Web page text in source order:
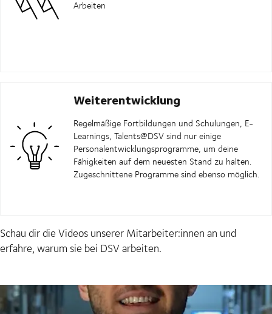
Arbeiten
Weiterentwicklung
Regelmäßige Fortbildungen und Schulungen, E-
Learnings, Talents@DSV sind nur einige
Personalentwicklungsprogramme, um deine
Fähigkeiten auf dem neuesten Stand zu halten.
Zugeschnittene Programme sind ebenso möglich.
Schau dir die Videos unserer Mitarbeiter:innen an und
erfahre, warum sie bei DSV arbeiten.